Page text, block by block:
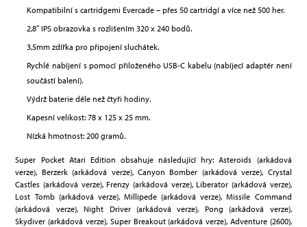
Kompatibilní s cartridgemi Evercade – přes 50 cartridgí a více než 500 her.
2,8″ IPS obrazovka s rozlišením 320 x 240 bodů.
3,5mm zdířka pro připojení sluchátek.
Rychlé nabíjení s pomocí přiloženého USB-C kabelu (nabíjecí adaptér není
součástí balení).
Výdrž baterie déle než čtyři hodiny.
Kapesní velikost: 78 x 125 x 25 mm.
Nízká hmotnost: 200 gramů.
Super Pocket Atari Edition obsahuje následující hry: Asteroids (arkádová
verze), Berzerk (arkádová verze), Canyon Bomber (arkádová verze), Crystal
Castles (arkádová verze), Frenzy (arkádová verze), Liberator (arkádová verze),
Lost Tomb (arkádová verze), Millipede (arkádová verze), Missile Command
(arkádová verze), Night Driver (arkádová verze), Pong (arkádová verze),
Skydiver (arkádová verze), Super Breakout (arkádová verze), Adventure (2600),